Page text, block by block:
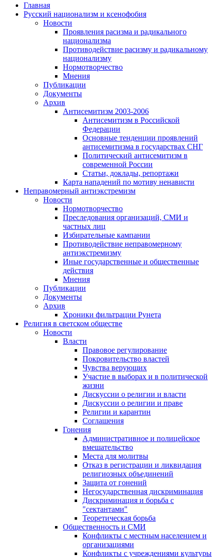
Главная
Русский национализм и ксенофобия
Новости
Проявления расизма и радикального
национализма
Противодействие расизму и радикальному
национализму
Нормотворчество
Мнения
Публикации
Документы
Архив
Антисемитизм 2003-2006
Антисемитизм в Российской
Федерации
Основные тенденции проявлений
антисемитизма в государствах СНГ
Политический антисемитизм в
современной России
Статьи, доклады, репортажи
Карта нападений по мотиву ненависти
Неправомерный антиэкстремизм
Новости
Нормотворчество
Преследования организаций, СМИ и
частных лиц
Избирательные кампании
Противодействие неправомерному
антиэкстремизму
Иные государственные и общественные
действия
Мнения
Публикации
Документы
Архив
Хроники фильтрации Рунета
Религия в светском обществе
Новости
Власти
Правовое регулирование
Покровительство властей
Чувства верующих
Участие в выборах и в политической
жизни
Дискуссии о религии и власти
Дискуссии о религии и праве
Религии и карантин
Соглашения
Гонения
Административное и полицейское
вмешательство
Места для молитвы
Отказ в регистрации и ликвидация
религиозных объединений
Защита от гонений
Негосударственная дискриминация
Дискриминация и борьба с
"сектантами"
Теоретическая борьба
Общественность и СМИ
Конфликты с местным населением и
организациями
Конфликты с учреждениями культуры